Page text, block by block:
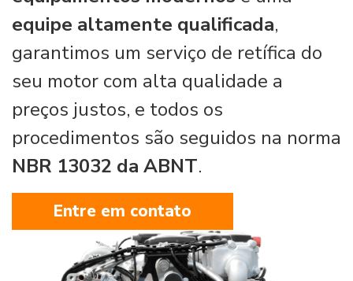
equipe altamente qualificada,
garantimos um serviço de retífica do
seu motor com alta qualidade a
preços justos, e todos os
procedimentos são seguidos na norma
NBR 13032 da ABNT.
Entre em contato